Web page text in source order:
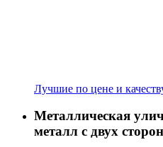
Лучшие по цене и
Металлическая
металл с двух сторон